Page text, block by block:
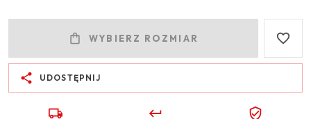
WYBIERZ ROZMIAR
UDOSTĘPNIJ